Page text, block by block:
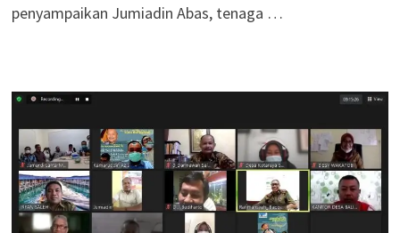
penyampaikan Jumiadin Abas, tenaga …